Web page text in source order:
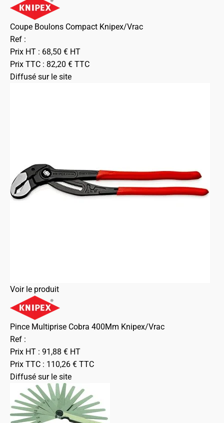
Coupe Boulons Compact Knipex/Vrac
Ref :
Prix HT : 68,50 € HT
Prix TTC : 82,20 € TTC
Diffusé sur le site
Voir le produit
Pince Multiprise Cobra 400Mm Knipex/Vrac
Ref :
Prix HT : 91,88 € HT
Prix TTC : 110,26 € TTC
Diffusé sur le site